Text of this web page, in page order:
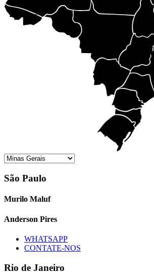
AC
DF
São Paulo
Murilo Maluf
Anderson Pires
WHATSAPP
CONTATE-NOS
Rio de Janeiro